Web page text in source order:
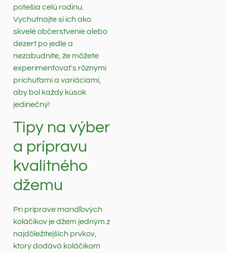
potešia celú rodinu.
Vychutnajte si ich ako
skvelé občerstvenie alebo
dezert po jedle a
nezabudnite, že môžete
experimentovať s rôznymi
príchuťami a variáciami,
aby bol každý kúsok
jedinečný!
Tipy na výber
a prípravu
kvalitného
džemu
Pri príprave mandľových
koláčikov je džem jedným z
najdôležitejších prvkov,
ktorý dodává koláčikom